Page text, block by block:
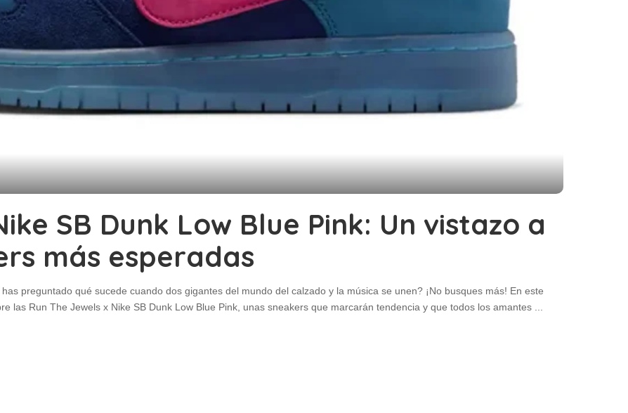
SB Dunk Low Blue Pink: Un vistazo a
más esperadas
preguntado qué sucede cuando dos gigantes del mundo del calzado y la música se unen? ¡No busques más! En este
las Run The Jewels x Nike SB Dunk Low Blue Pink, unas sneakers que marcarán tendencia y que todos los amantes ...